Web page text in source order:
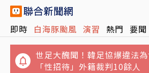
即時 白海豚颱風 演習 熱門 要聞
世足大醜聞！韓足協爆違法
「性招待」外籍裁判10餘人